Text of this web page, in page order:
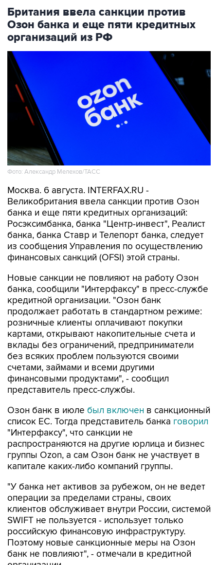
Британия ввела санкции против
Озон банка и еще пяти кредитных
организаций из РФ
Фото: Александр Мелехов/ТАСС
Москва. 6 августа. INTERFAX.RU -
Великобритания ввела санкции против Озон
банка и еще пяти кредитных организаций:
Росэксимбанка, банка "Центр-инвест", Реалист
банка, банка Ставр и Телепорт банка, следует
из сообщения Управления по осуществлению
финансовых санкций (OFSI) этой страны.
Новые санкции не повлияют на работу Озон
банка, сообщили "Интерфаксу" в пресс-службе
кредитной организации. "Озон банк
продолжает работать в стандартном режиме:
розничные клиенты оплачивают покупки
картами, открывают накопительные счета и
вклады без ограничений, предприниматели
без всяких проблем пользуются своими
счетами, займами и всеми другими
финансовыми продуктами", - сообщил
представитель пресс-службы.
Озон банк в июле был включен в санкционный
список ЕС. Тогда представитель банка говорил
"Интерфаксу", что санкции не
распространяются на другие юрлица и бизнес
группы Ozon, а сам Озон банк не участвует в
капитале каких-либо компаний группы.
"У банка нет активов за рубежом, он не ведет
операции за пределами страны, своих
клиентов обслуживает внутри России, системой
SWIFT не пользуется - использует только
российскую финансовую инфраструктуру.
Поэтому новые санкционные меры на Озон
банк не повлияют", - отмечали в кредитной